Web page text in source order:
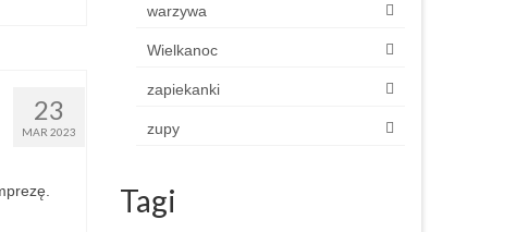
23
MAR 2023
warzywa
Wielkanoc
zapiekanki
zupy
Tagi